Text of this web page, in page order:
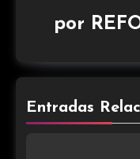
por
Entradas